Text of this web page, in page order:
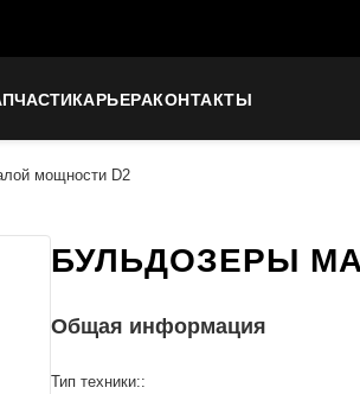
КАРЬЕРАКОНТАКТЫ
мощности D2
БУЛЬДОЗЕРЫ
Общая информация
Тип техники::